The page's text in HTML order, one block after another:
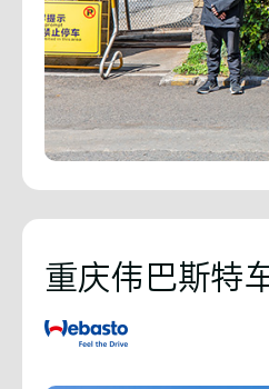
重庆伟巴斯特